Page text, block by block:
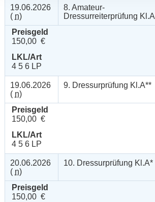
19.06.2026
( n)
8. Amateur-
Dressurreiterprüfung Kl.A
Preisgeld
150,00 €
LKL/Art
4 5 6 LP
19.06.2026
( n)
9. Dressurprüfung Kl.A**
Preisgeld
150,00 €
LKL/Art
4 5 6 LP
20.06.2026
( n)
10. Dressurprüfung Kl.A*
Preisgeld
150,00 €